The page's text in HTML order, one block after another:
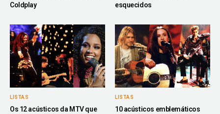
Coldplay
esquecidos
LISTAS
Os 12 acústicos da MTV que
LISTAS
10 acústicos emblemáticos